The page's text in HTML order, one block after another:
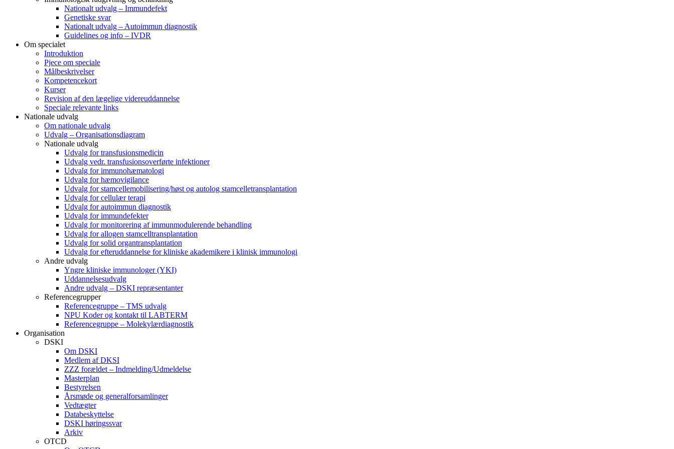
Nationalt udvalg – Immundefekt
Genetiske svar
Nationalt udvalg – Autoimmun diagnostik
Guidelines og info – IVDR
Om specialet
Introduktion
Pjece om speciale
Målbeskrivelser
Kompetencekort
Kurser
Revision af den lægelige videreuddannelse
Speciale relevante links
Nationale udvalg
Om nationale udvalg
Udvalg – Organisationsdiagram
Nationale udvalg
Udvalg for transfusionsmedicin
Udvalg vedr. transfusionsoverførte infektioner
Udvalg for immunohæmatologi
Udvalg for hæmovigilance
Udvalg for stamcellemobilisering/høst og autolog stamcelletransplantation
Udvalg for cellulær terapi
Udvalg for autoimmun diagnostik
Udvalg for immundefekter
Udvalg for monitorering af immunmodulerende behandling
Udvalg for allogen stamcelltransplantation
Udvalg for solid organtransplantation
Udvalg for efteruddannelse for kliniske akademikere i klinisk immunologi
Andre udvalg
Yngre kliniske immunologer (YKI)
Uddannelsesudvalg
Andre udvalg – DSKI repræsentanter
Referencegrupper
Referencegruppe – TMS udvalg
NPU Koder og kontakt til LABTERM
Referencegruppe – Molekylærdiagnostik
Organisation
DSKI
Om DSKI
Medlem af DKSI
ZZZ forældet – Indmelding/Udmeldelse
Masterplan
Bestyrelsen
Årsmøde og generalforsamlinger
Vedtægter
Databeskyttelse
DSKI høringssvar
Arkiv
OTCD